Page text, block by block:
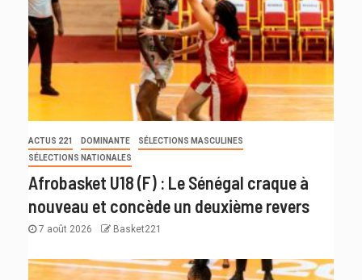
ACTUS 221 DOMINANTE
SÉLECTIONS MASCULINES
SÉLECTIONS NATIONALES
Afrobasket U18 (F) : Le Sénégal craque à
nouveau et concède un deuxième revers
7 août 2026 Basket221